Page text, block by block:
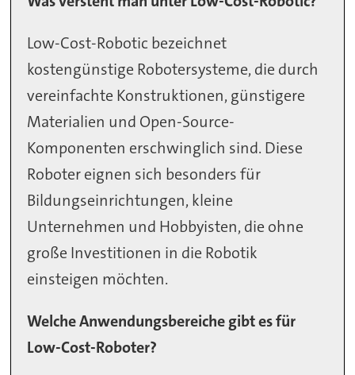
Low-Cost-Robotic bezeichnet
kostengünstige Robotersysteme, die durch
vereinfachte Konstruktionen, günstigere
Materialien und Open-Source-
Komponenten erschwinglich sind. Diese
Roboter eignen sich besonders für
Bildungseinrichtungen, kleine
Unternehmen und Hobbyisten, die ohne
große Investitionen in die Robotik
einsteigen möchten.
Welche Anwendungsbereiche gibt es für
Low-Cost-Roboter?